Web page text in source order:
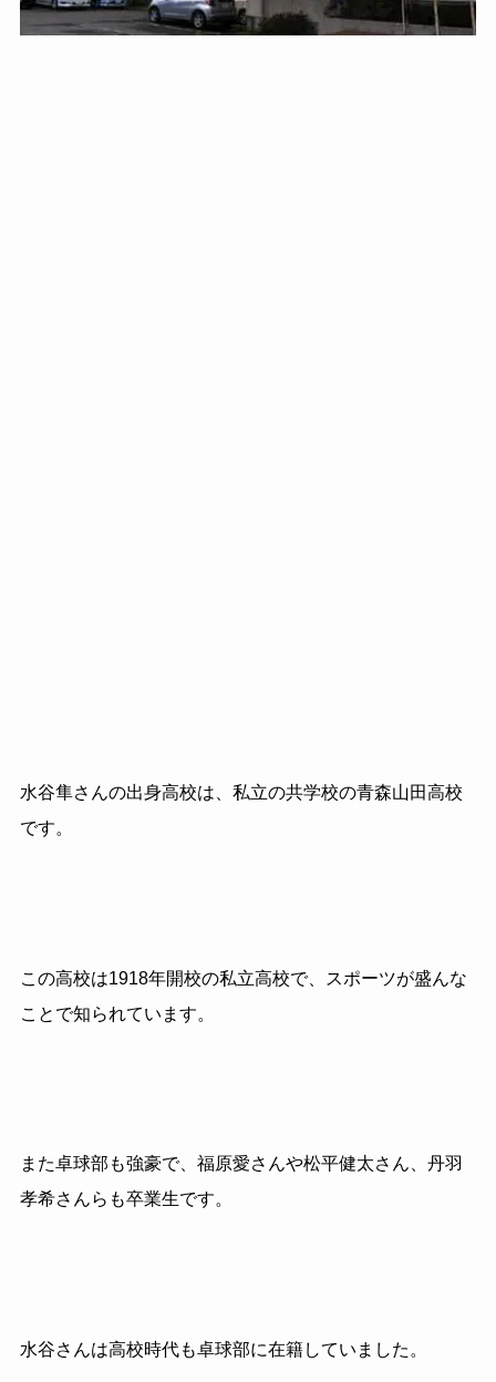
水谷隼さんの出身高校は、私立の共学校の青森山田高校
です。
この高校は1918年開校の私立高校で、スポーツが盛んな
ことで知られています。
また卓球部も強豪で、福原愛さんや松平健太さん、丹羽
孝希さんらも卒業生です。
水谷さんは高校時代も卓球部に在籍していました。